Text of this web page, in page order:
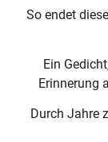
So endet
Ein
Erinnerung
Durch Jahre